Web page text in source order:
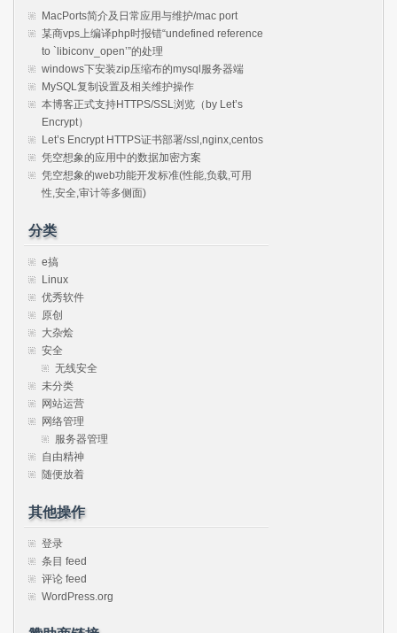
MacPorts简介及日常应用与维护/mac port
某商vps上编译php时报错“undefined reference
to `libiconv_open’”的处理
windows下安装zip压缩布的mysql服务器端
MySQL复制设置及相关维护操作
本博客正式支持HTTPS/SSL浏览（by Let’s
Encrypt）
Let’s Encrypt HTTPS证书部署/ssl,nginx,centos
凭空想象的应用中的数据加密方案
凭空想象的web功能开发标准(性能,负载,可用
性,安全,审计等多侧面)
分类
e搞
Linux
优秀软件
原创
大杂烩
安全
无线安全
未分类
网站运营
网络管理
服务器管理
自由精神
随便放着
其他操作
登录
条目 feed
评论 feed
WordPress.org